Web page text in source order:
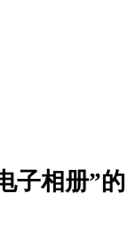
子相册”的